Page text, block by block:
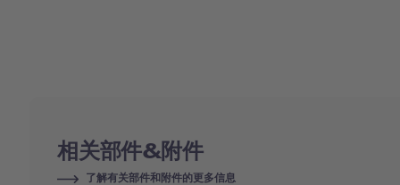
相关部件&附件
了解有关部件和附件的更多信息